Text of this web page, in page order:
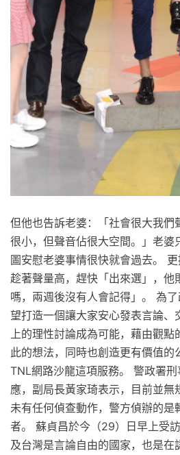
但他也告訴老婆：「社會很大我們
很小，但聲音佔很大空間。」老婆
圖安慰老婆事情很快就會過去。
趁著聲量高，趕快「出來選」，他
嗎，兩週後沒有人會記得」。 為
望打造一個讓大家安心發表言論、
上的理性討論成為可能，藉由觀
此的想法，同時也創造更有價值的
TNL網路沙龍這項服務。 警政署
應，副局長黃家琦表示，目前並無
未有任何偵查動作，警方偵辦的是
者。 蘇貞昌於今（29）日早上受
及台灣是言論自由的國家，也是在